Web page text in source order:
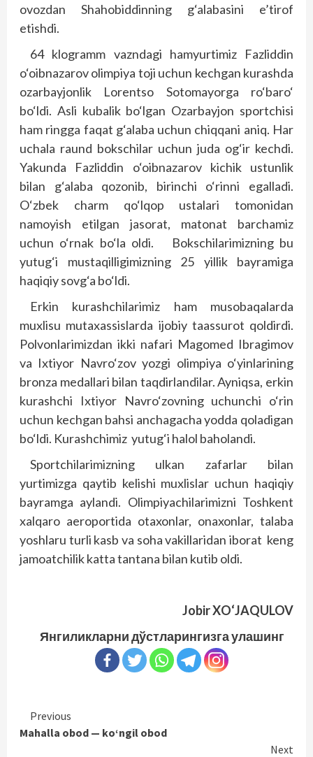
ovozdan Shahobiddinning g‘alabasini e’tirof
etishdi.
64 klogramm vazndagi hamyurtimiz Fazliddin
o‘oibnazarov olimpiya toji uchun kechgan kurashda
ozarbayjonlik Lorentso Sotomayorga ro‘baro‘
bo‘ldi. Asli kubalik bo‘lgan Ozarbayjon sportchisi
ham ringga faqat g‘alaba uchun chiqqani aniq. Har
uchala raund bokschilar uchun juda og‘ir kechdi.
Yakunda Fazliddin o‘oibnazarov kichik ustunlik
bilan g‘alaba qozonib, birinchi o‘rinni egalladi.
O‘zbek charm qo‘lqop ustalari tomonidan
namoyish etilgan jasorat, matonat barchamiz
uchun o‘rnak bo‘la oldi. Bokschilarimizning bu
yutug‘i mustaqilligimizning 25 yillik bayramiga
haqiqiy sovg‘a bo‘ldi.
Erkin kurashchilarimiz ham musobaqalarda
muxlisu mutaxassislarda ijobiy taassurot qoldirdi.
Polvonlarimizdan ikki nafari Magomed Ibragimov
va Ixtiyor Navro‘zov yozgi olimpiya o‘yinlarining
bronza medallari bilan taqdirlandilar. Ayniqsa, erkin
kurashchi Ixtiyor Navro‘zovning uchunchi o‘rin
uchun kechgan bahsi anchagacha yodda qoladigan
bo‘ldi. Kurashchimiz yutug‘i halol baholandi.
Sportchilarimizning ulkan zafarlar bilan
yurtimizga qaytib kelishi muxlislar uchun haqiqiy
bayramga aylandi. Olimpiyachilarimizni Toshkent
xalqaro aeroportida otaxonlar, onaxonlar, talaba
yoshlaru turli kasb va soha vakillaridan iborat keng
jamoatchilik katta tantana bilan kutib oldi.
Jobir XO‘JAQULOV
Янгиликларни дўстларингизга улашинг
Continue
Reading
Previous
Mahalla obod — ko‘ngil obod
Next